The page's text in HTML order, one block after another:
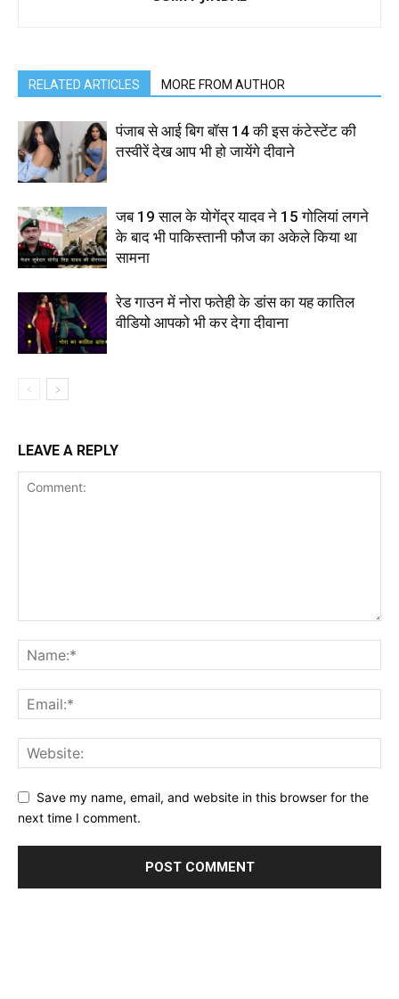
RELATED ARTICLES MORE FROM AUTHOR
पंजाब से आई बिग बॉस 14 की इस कंटेस्टेंट की
तस्वीरें देख आप भी हो जायेंगे दीवाने
जब 19 साल के योगेंद्र यादव ने 15 गोलियां लगने
के बाद भी पाकिस्तानी फौज का अकेले किया था
सामना
रेड गाउन में नोरा फतेही के डांस का यह कातिल
वीडियो आपको भी कर देगा दीवाना
LEAVE A REPLY
Save my name, email, and website in this browser for the
next time I comment.